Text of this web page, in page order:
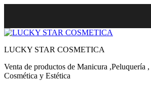
LUCKY STAR COSMETICA
Venta de productos de Manicura ,Peluquería
Cosmética y Estética